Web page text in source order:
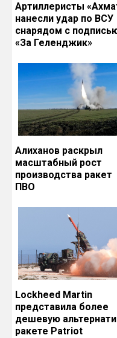
Артиллеристы
нанесли удар по ВСУ
снарядом с
«За Геленджик»
Алиханов раскрыл
масштабный рост
производства ракет
ПВО
Lockheed Martin
представила более
дешевую
ракете Patriot